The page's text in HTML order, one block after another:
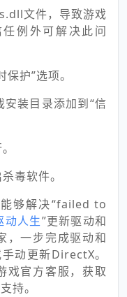
文件，导致游戏
例外可解决此问
护”选项。
装目录添加到“信
毒软件。
够解决“failed to
动人生”更新驱动和
，一步完成驱动和
动更新DirectX。
戏官方客服，获取
持。